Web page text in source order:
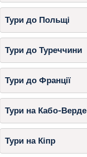
Тури до Польщі
Тури до Туреччини
Тури до Франції
Тури на Кабо-Верде
Тури на Кіпр